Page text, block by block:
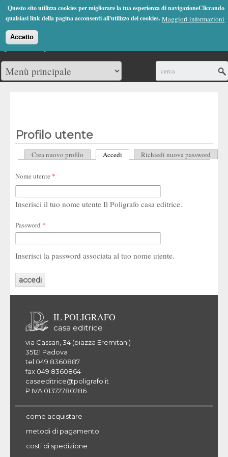
Questo sito utilizza cookies per migliorare la tua esperienza di navigazioneCliccando
qualsiasi link della pagina acconsenti all'utilizzo dei cookies.Maggiori informazioni
Accetto
Jump to Navigation
(0)
Profilo utente
Schede primarie
Crea nuovo profilo Accedi (scheda attiva)
Richiedi nuova password
Nome utente *
Inserisci il tuo nome utente Il Poligrafo casa editrice.
Password *
Inserisci la password associata al tuo nome utente.
IL POLIGRAFO
casa editrice
via Cassan, 34 (piazza Eremitani)
35121 Padova
tel 049 8360887
fax 049 8360864
casaeditrice@poligrafo.it
P.IVA 01372780286
come acquistare
metodi di pagamento
costi di spedizione